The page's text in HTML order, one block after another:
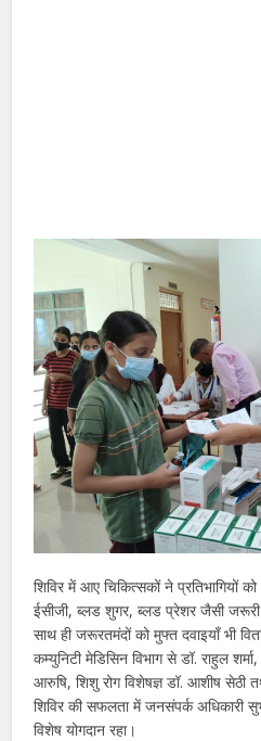
शिविर में आए चिकित्सकों ने प्रतिभागियों
ईसीजी, ब्लड शुगर, ब्लड प्रेशर जैसी जरूरी
साथ ही जरूरतमंदों को मुफ्त दवाइयाँ भी
कम्युनिटी मेडिसिन विभाग से डॉ. राहुल
आरुषि, शिशु रोग विशेषज्ञ डॉ. आशीष सेठी
शिविर की सफलता में जनसंपर्क अधिकारी
विशेष योगदान रहा।